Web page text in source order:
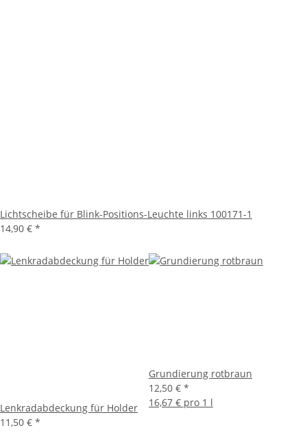
Lichtscheibe für Blink-Positions-Leuchte links 100171-1
14,90 € *
Lenkradabdeckung für Holder
11,50 € *
Grundierung rotbraun
12,50 € *
16,67 € pro 1 l